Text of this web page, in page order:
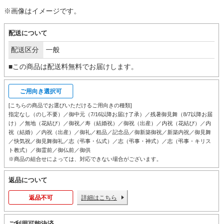
※画像はイメージです。
配送について
配送区分 一般
■この商品は配送料無料でお届けします。
ご用向き選択可
[こちらの商品でお選びいただけるご用向きの種類]
指定なし（のし不要）／御中元（7/16以降お届け了承）／残暑御見舞（8/7以降お届
け）／無地（花結び）／御祝／寿（結婚祝）／御祝（出産）／内祝（花結び）／内
祝（結婚）／内祝（出産）／御礼／粗品／記念品／御新築御祝／新築内祝／御見舞
／快気祝／御見舞御礼／志（弔事・仏式）／志（弔事・神式）／志（弔事・キリス
ト教式）／御霊前／御仏前／御供
※商品の組合せによっては、対応できない場合がございます。
返品について
返品不可 詳細はこちら